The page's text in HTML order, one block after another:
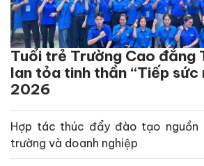
Tuổi trẻ Trường Cao đẳng
lan tỏa tinh thần “Tiếp sức
2026
Hợp tác thúc đẩy đào tạo nguồn
trường và doanh nghiệp